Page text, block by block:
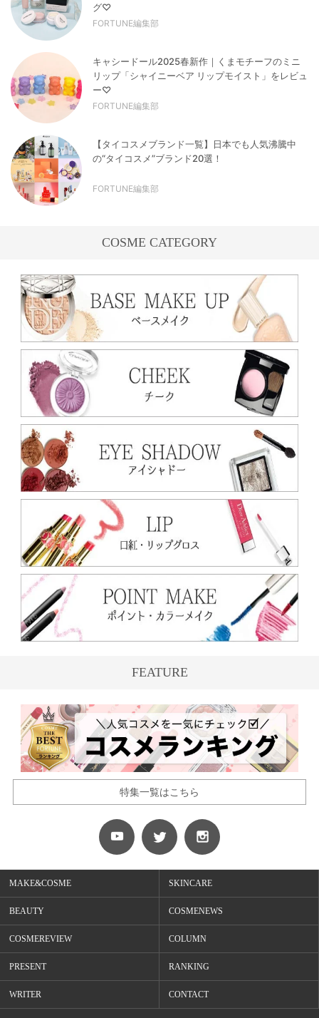
グ♡
FORTUNE編集部
キャシードール2025春新作｜くまモチーフのミニ
リップ「シャイニーベア リップモイスト」をレビュ
ー♡
FORTUNE編集部
【タイコスメブランド一覧】日本でも人気沸騰中
の“タイコスメ”ブランド20選！
FORTUNE編集部
COSME CATEGORY
FEATURE
特集一覧はこちら
MAKE&COSME SKINCARE
BEAUTY COSMENEWS
COSMEREVIEW COLUMN
PRESENT RANKING
WRITER CONTACT